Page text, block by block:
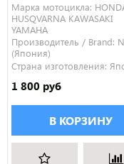
Марка мотоцикла:
HUSQVARNA KAWASAKI
YAMAHA
Производитель / Brand:
(Япония)
Страна изготовления:
1 800 руб
В КОРЗИНУ